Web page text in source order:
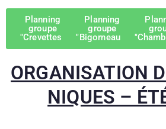
Planning
groupe
"Crevettes"
Planning
groupe
"Bigorneaux"
ORGANISATION
NIQUES –